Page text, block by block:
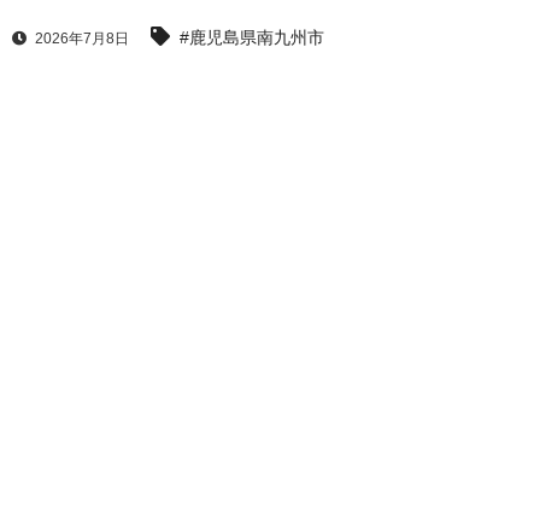
2026年7月8日 #鹿児島県南九州市